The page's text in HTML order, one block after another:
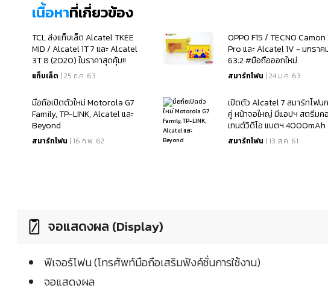
เนื้อหาที่เกี่ยวข้อง
TCL ส่งแท็บเล็ต Alcatel TKEE
MID / Alcatel 1T 7 และ Alcatel
3T 8 (2020) ในราคาสุดคุ้ม!!
แท็บเล็ต | 25 ก.ค. 63
OPPO F15 / TECNO Camon
Pro และ Alcatel 1V - มกราค
63:2 #มือถือออกใหม่
สมาร์ทโฟน | 24 ม.ค. 63
มือถือเปิดตัวใหม่ Motorola G7
Family, TP-LINK, Alcatel และ
Beyond
สมาร์ทโฟน | 16 ก.พ. 62
เปิดตัว Alcatel 7 สมาร์ทโฟน
คู่ หน้าจอใหญ่ มีแอปฯ สตรีมค
เทนต์วิดีโอ แบตฯ 4000mAh
ราคา 6,000 บาท
สมาร์ทโฟน | 13 ส.ค. 61
จอแสดงผล (Display)
ฟีเจอร์โฟน (โทรศัพท์มือถือเสริมฟังค์ชั่นการใช้งาน)
จอแสดงผล